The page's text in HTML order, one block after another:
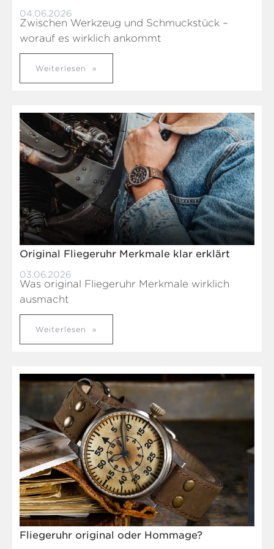
04.06.2026
Zwischen Werkzeug und Schmuckstück –
worauf es wirklich ankommt
Weiterlesen
Original Fliegeruhr Merkmale klar erklärt
03.06.2026
Was original Fliegeruhr Merkmale wirklich
ausmacht
Weiterlesen
Fliegeruhr original oder Hommage?